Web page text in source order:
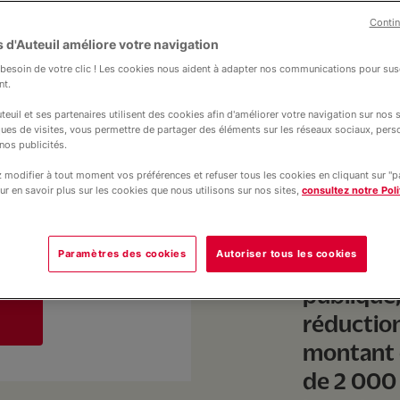
du revenu net
Les
des
montant
de 2 000
d'Auteuil améliore votre navigation
de votre clic ! Les cookies nous aident à adapter nos communications pour
et ses partenaires utilisent des cookies afin d'améliorer votre navigation sur nos
de visites, vous permettre de partager des éléments sur les réseaux sociaux,
publicités.
modifier à tout moment vos préférences et refuser tous les cookies en cliquant sur
en savoir plus sur les cookies que nous utilisons sur nos sites, consultez notre
Paramètres des cookies Autoriser tous les cookies